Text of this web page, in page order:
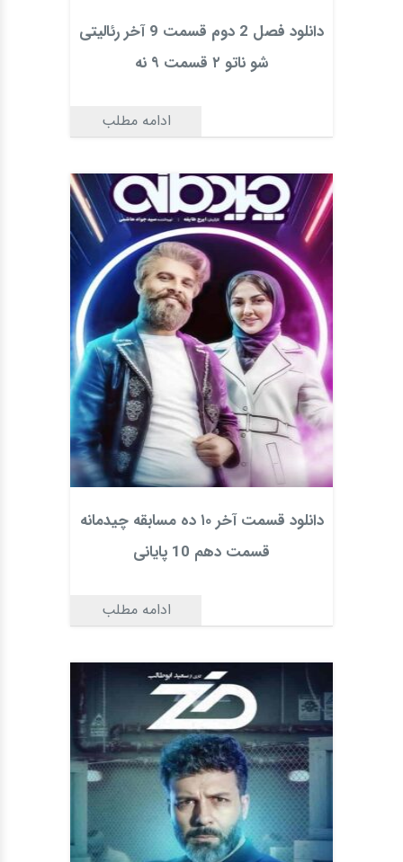
دانلود فصل 2 دوم قسمت 9 آخر رئالیتی
شو ناتو ۲ قسمت ۹ نه
ادامه مطلب
دانلود قسمت آخر ۱۰ ده مسابقه چیدمانه
قسمت دهم 10 پایانی
ادامه مطلب